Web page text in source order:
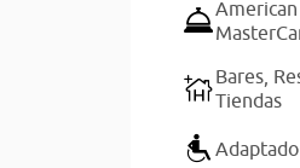
American
Bares,
Tiendas